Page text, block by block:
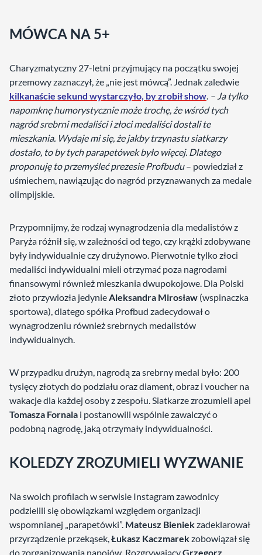
MÓWCA NA 5+
Charyzmatyczny 27-letni przyjmujący na początku swojej
przemowy zaznaczył, że „nie jest mówcą”. Jednak zaledwie
kilkanaście sekund wystarczyło, by zrobił show. – Ja tylko
napomknę humorystycznie może trochę, że wśród tych
nagród srebrni medaliści i złoci medaliści dostali te
mieszkania. Wydaje mi się, że jakby trzynastu siatkarzy
dostało, to by tych parapetówek było więcej. Dlatego
proponuję to przemyśleć prezesie Profbudu– powiedział z
uśmiechem, nawiązując do nagród przyznawanych za medale
olimpijskie.
Przypomnijmy, że rodzaj wynagrodzenia dla medalistów z
Paryża różnił się, w zależności od tego, czy krążki zdobywane
były indywidualnie czy drużynowo. Pierwotnie tylko złoci
medaliści indywidualni mieli otrzymać poza nagrodami
finansowymi również mieszkania dwupokojowe. Dla Polski
złoto przywiozła jedynieAleksandra Mirosław (wspinaczka
sportowa), dlatego spółka Profbud zadecydował o
wynagrodzeniu również srebrnych medalistów
indywidualnych.
W przypadku drużyn, nagrodą za srebrny medal było: 200
tysięcy złotych do podziału oraz diament, obraz i voucher na
wakacje dla każdej osoby z zespołu. Siatkarze zrozumieli apel
Tomasza Fornala i postanowili wspólnie zawalczyć o
podobną nagrodę, jaką otrzymały indywidualności.
KOLEDZY ZROZUMIELI WYZWANIE
Na swoich profilach w serwisie Instagram zawodnicy
podzielili się obowiązkami względem organizacji
wspomnianej „parapetówki”. Mateusz Bieniekzadeklarował
przyrządzenie przekąsek,Łukasz Kaczmarekzobowiązał się
do zorganizowania napojów. RozgrywającyGrzegorz